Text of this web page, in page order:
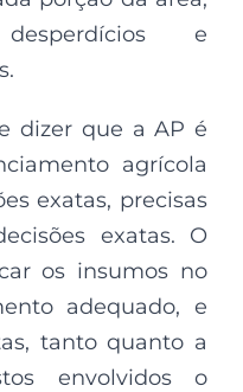
e
dizer que a AP é
agrícola
exatas, precisas
exatas. O
os insumos no
adequado, e
tanto quanto a
envolvidos o